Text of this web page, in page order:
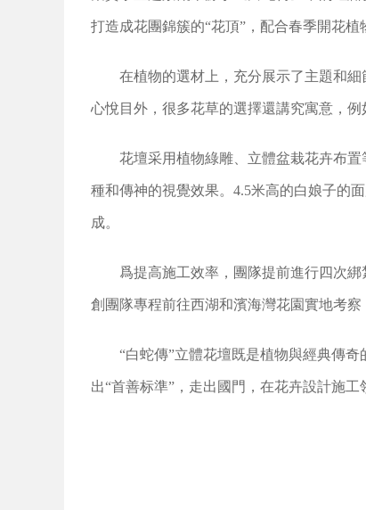
打造成花團錦簇的“花頂”，配合春季開花植
在植物的選材上，充分展示了主題和
心悅目外，很多花草的選擇還講究寓意，
花壇采用植物綠雕、立體盆栽花卉布
種和傳神的視覺效果。4.5米高的白娘子的
成。
爲提高施工效率，團隊提前進行四次
創團隊專程前往西湖和濱海灣花園實地考
“白蛇傳”立體花壇既是植物與經典傳
出“首善标準”，走出國門，在花卉設計施